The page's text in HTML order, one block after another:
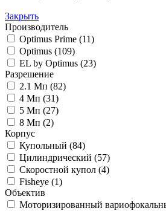
Закрыть
Производитель
Optimus Prime (11)
Optimus (109)
EL by Optimus (23)
Разрешение
2.1 Мп (82)
4 Мп (31)
5 Мп (27)
8 Мп (2)
Корпус
Купольный (84)
Цилиндрический (57)
Скоростной купол (4)
Fisheye (1)
Объектив
Моторизированный